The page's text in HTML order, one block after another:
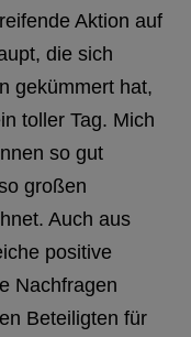
Aktion auf
die sich
gekümmert hat,
toller Tag. Mich
so gut
großen
Auch aus
positive
Nachfragen
Beteiligten für